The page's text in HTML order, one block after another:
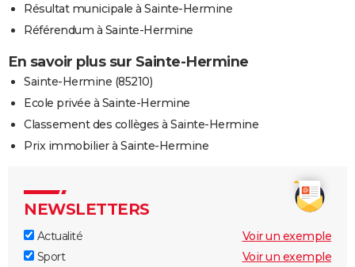
Résultat municipale à Sainte-Hermine
Référendum à Sainte-Hermine
En savoir plus sur Sainte-Hermine
Sainte-Hermine (85210)
Ecole privée à Sainte-Hermine
Classement des collèges à Sainte-Hermine
Prix immobilier à Sainte-Hermine
NEWSLETTERS
Actualité
Voir un exemple
Sport
Voir un exemple